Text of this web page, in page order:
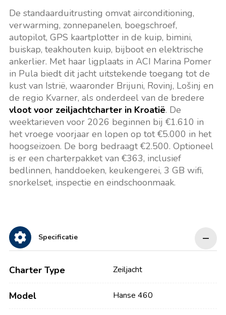
De standaarduitrusting omvat airconditioning,
verwarming, zonnepanelen, boegschroef,
autopilot, GPS kaartplotter in de kuip, bimini,
buiskap, teakhouten kuip, bijboot en elektrische
ankerlier. Met haar ligplaats in ACI Marina Pomer
in Pula biedt dit jacht uitstekende toegang tot de
kust van Istrië, waaronder Brijuni, Rovinj, Lošinj en
de regio Kvarner, als onderdeel van de bredere
vloot voor zeiljachtcharter in Kroatië. De
weektarieven voor 2026 beginnen bij €1.610 in
het vroege voorjaar en lopen op tot €5.000 in het
hoogseizoen. De borg bedraagt €2.500. Optioneel
is er een charterpakket van €363, inclusief
bedlinnen, handdoeken, keukengerei, 3 GB wifi,
snorkelset, inspectie en eindschoonmaak.
Specificatie
Charter Type Zeiljacht
Model Hanse 460